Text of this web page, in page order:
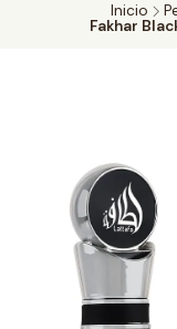
Inicio
Fakhar